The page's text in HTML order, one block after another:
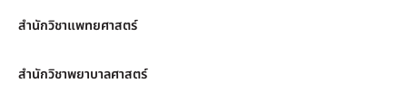
สำนักวิชาแพทยศาสตร์
สำนักวิชาพยาบาลศาสตร์